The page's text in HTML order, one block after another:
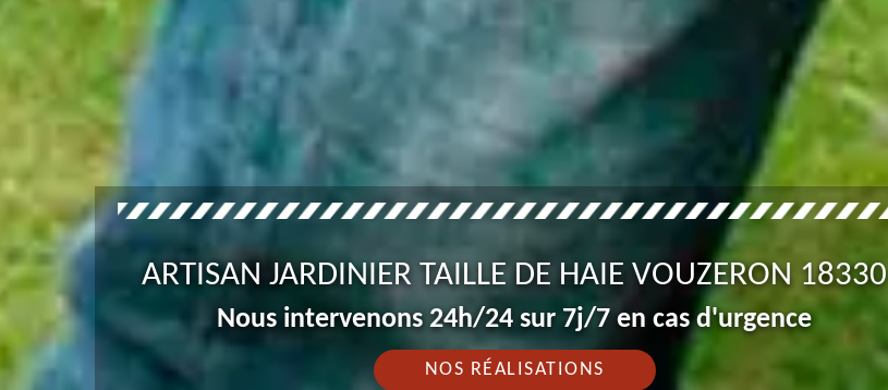
ARTISAN JARDINIER TAILLE DE HAIE VOUZERON 18330
Nous intervenons 24h/24 sur 7j/7 en cas d'urgence
NOS RÉALISATIONS